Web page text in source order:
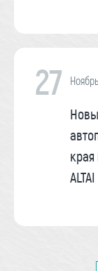
27
ALTAI